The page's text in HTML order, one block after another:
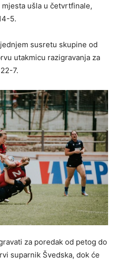
ušla u četvrtfinale,
5.
susretu skupine od
utakmicu razigravanja za
7.
za poredak od petog do
suparnik Švedska, dok će